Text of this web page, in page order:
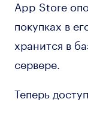
App Store
покупках в
хранится в
сервере.
Теперь